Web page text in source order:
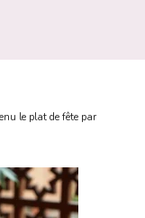
le plat de fête par